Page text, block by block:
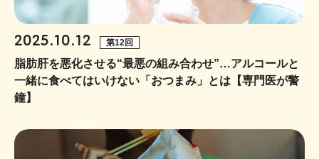
2025.10.12 第12回
脂肪肝を悪化させる“最悪の組み合わせ”…アルコールと
一緒に食べてはいけない「おつまみ」とは【専門医が警
鐘】